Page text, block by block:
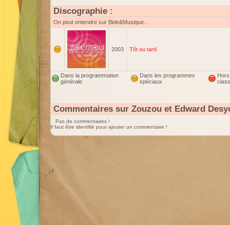
Discographie :
On peut entendre sur Bide&Musique…
2003 Tôt ou tard
Dans la programmation
générale
Dans les programmes
spéciaux
Hors
Commentaires sur Zouzou et Edward
Pas de commentaires !
Il faut être identifié pour ajouter un commentaire !